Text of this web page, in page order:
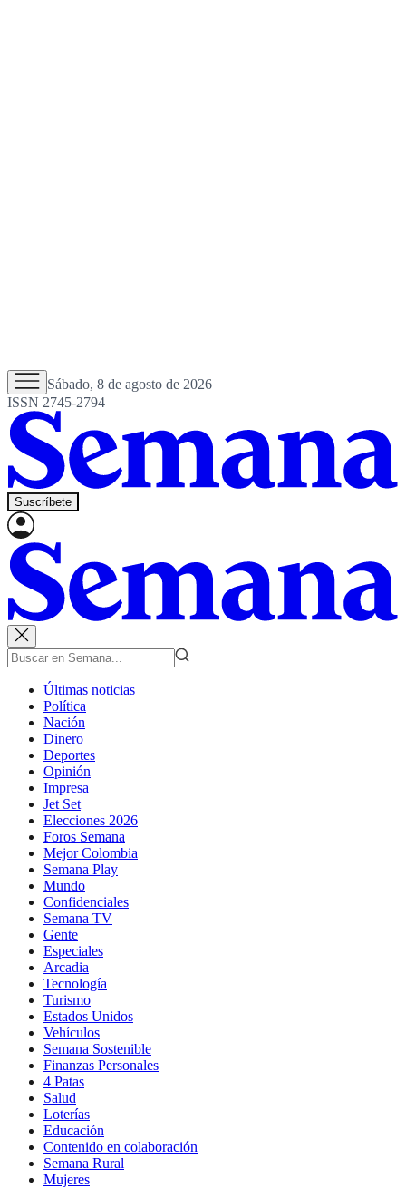
Sábado, 8 de agosto de 2026
ISSN 2745-2794
Suscríbete
Últimas noticias
Política
Nación
Dinero
Deportes
Opinión
Impresa
Jet Set
Elecciones 2026
Foros Semana
Mejor Colombia
Semana Play
Mundo
Confidenciales
Semana TV
Gente
Especiales
Arcadia
Tecnología
Turismo
Estados Unidos
Vehículos
Semana Sostenible
Finanzas Personales
4 Patas
Salud
Loterías
Educación
Contenido en colaboración
Semana Rural
Mujeres